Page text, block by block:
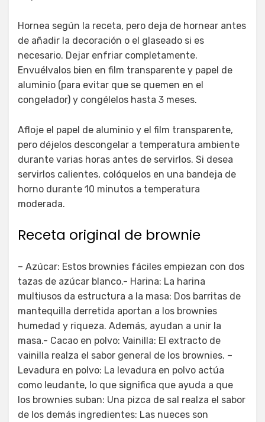
Hornea según la receta, pero deja de hornear antes
de añadir la decoración o el glaseado si es
necesario. Dejar enfriar completamente.
Envuélvalos bien en film transparente y papel de
aluminio (para evitar que se quemen en el
congelador) y congélelos hasta 3 meses.
Afloje el papel de aluminio y el film transparente,
pero déjelos descongelar a temperatura ambiente
durante varias horas antes de servirlos. Si desea
servirlos calientes, colóquelos en una bandeja de
horno durante 10 minutos a temperatura
moderada.
Receta original de brownie
– Azúcar: Estos brownies fáciles empiezan con dos
tazas de azúcar blanco.- Harina: La harina
multiusos da estructura a la masa: Dos barritas de
mantequilla derretida aportan a los brownies
humedad y riqueza. Además, ayudan a unir la
masa.- Cacao en polvo: Vainilla: El extracto de
vainilla realza el sabor general de los brownies. –
Levadura en polvo: La levadura en polvo actúa
como leudante, lo que significa que ayuda a que
los brownies suban: Una pizca de sal realza el sabor
de los demás ingredientes: Las nueces son